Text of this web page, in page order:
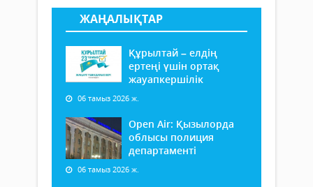
ЖАҢАЛЫҚТАР
Құрылтай – елдің
ертеңі үшін ортақ
жауапкершілік
06 тамыз 2026 ж.
Open Air: Қызылорда
облысы полиция
департаменті
06 тамыз 2026 ж.